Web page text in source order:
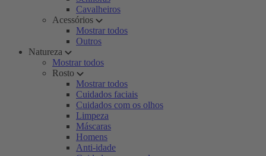
Cavalheiros
Acessórios
Mostrar todos
Outros
Natureza
Mostrar todos
Rosto
Mostrar todos
Cuidados faciais
Cuidados com os olhos
Limpeza
Máscaras
Homens
Anti-idade